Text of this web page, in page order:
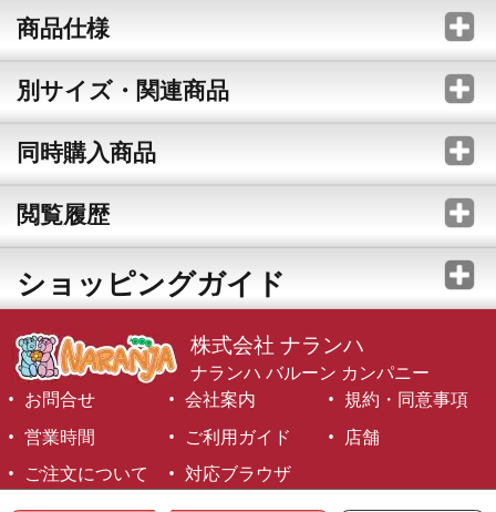
商品仕様
別サイズ・関連商品
同時購入商品
閲覧履歴
ショッピングガイド
株式会社 ナランハ
ナランハ バルーン カンパニー
お問合せ
会社案内
規約・同意事項
営業時間
ご利用ガイド
店舗
ご注文について
対応ブラウザ
©1999-2026 NARANJA Inc. All Rights Reserved.